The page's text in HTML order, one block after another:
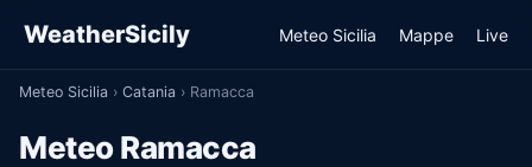
WeatherSicily Meteo Sicilia Mappe Live
Meteo Sicilia › Catania › Ramacca
Meteo Ramacca